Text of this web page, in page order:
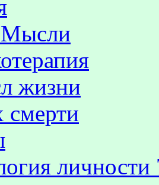
жизни
смерти
личности